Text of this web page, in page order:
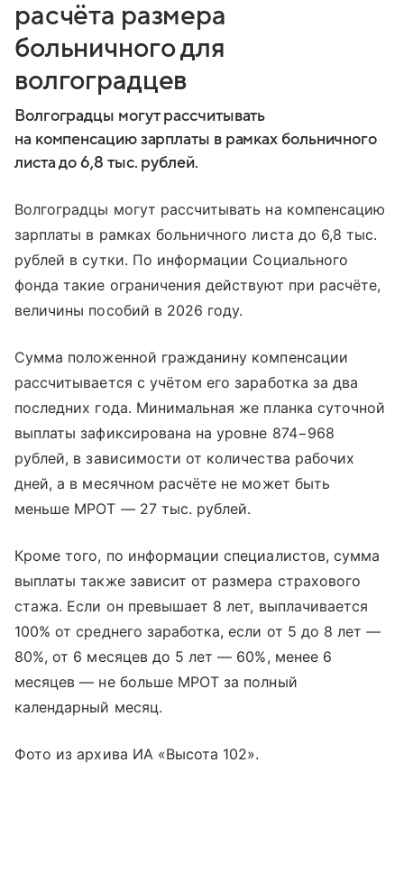
расчёта размера
больничного для
волгоградцев
Волгоградцы могут рассчитывать
на компенсацию зарплаты в рамках больничного
листа до 6,8 тыс. рублей.
Волгоградцы могут рассчитывать на компенсацию
зарплаты в рамках больничного листа до 6,8 тыс.
рублей в сутки. По информации Социального
фонда такие ограничения действуют при расчёте,
величины пособий в 2026 году.
Сумма положенной гражданину компенсации
рассчитывается с учётом его заработка за два
последних года. Минимальная же планка суточной
выплаты зафиксирована на уровне 874−968
рублей, в зависимости от количества рабочих
дней, а в месячном расчёте не может быть
меньше МРОТ — 27 тыс. рублей.
Кроме того, по информации специалистов, сумма
выплаты также зависит от размера страхового
стажа. Если он превышает 8 лет, выплачивается
100% от среднего заработка, если от 5 до 8 лет —
80%, от 6 месяцев до 5 лет — 60%, менее 6
месяцев — не больше МРОТ за полный
календарный месяц.
Фото из архива ИА «Высота 102».